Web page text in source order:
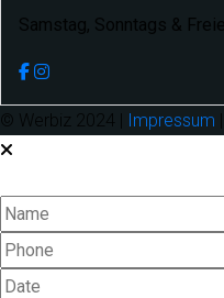
Samstag, Sonntags &
© Werbiz 2024 | Impressum |